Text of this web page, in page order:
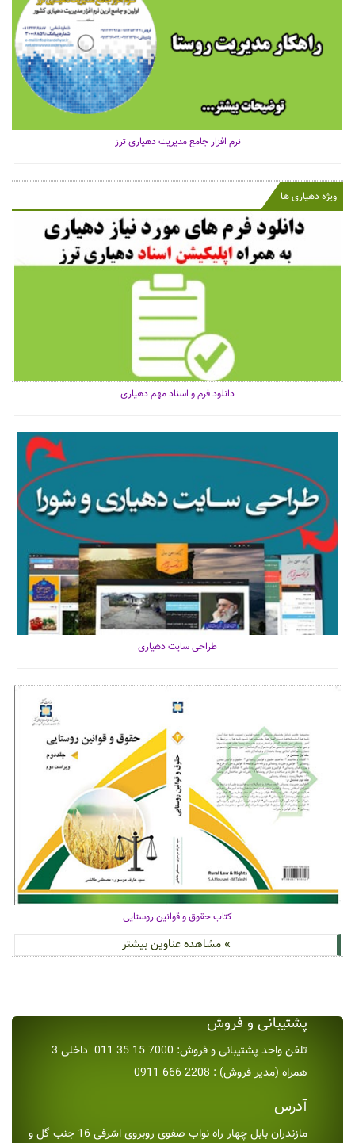
نرم افزار جامع مدیریت دهیاری ترز
ویژه دهیاری ها
دانلود فرم و اسناد مهم دهیاری
طراحی سایت دهیاری
کتاب حقوق و قوانین روستایی
» مشاهده عناوین بیشتر
پشتیبانی و فروش
تلفن واحد پشتیبانی و فروش: 7000 15 35 011 داخلی 3
همراه (مدیر فروش) : 2208 666 0911
آدرس
مازندران بابل چهار راه نواب صفوی روبروی اشرفی 16 جنب گل و